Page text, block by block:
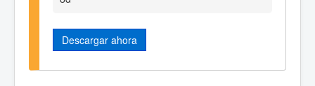
Descargar ahora